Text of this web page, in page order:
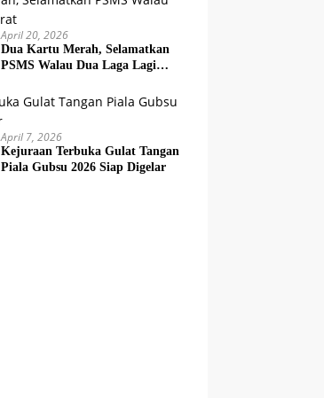
April 20, 2026
Dua Kartu Merah, Selamatkan
PSMS Walau Dua Laga Lagi
April 7, 2026
Kejuraan Terbuka Gulat Tangan
Piala Gubsu 2026 Siap Digelar